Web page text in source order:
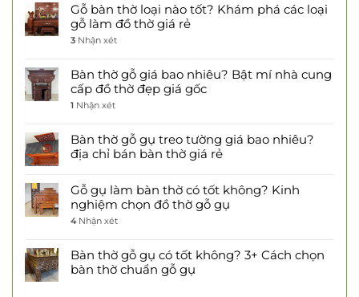
Gỗ bàn thờ loại nào tốt? Khám phá các loại
gỗ làm đồ thờ giá rẻ
3 Nhận xét
Bàn thờ gỗ giá bao nhiêu? Bật mí nhà cung
cấp đồ thờ đẹp giá gốc
1 Nhận xét
Bàn thờ gỗ gụ treo tường giá bao nhiêu?
địa chỉ bán bàn thờ giá rẻ
Gỗ gụ làm bàn thờ có tốt không? Kinh
nghiệm chọn đồ thờ gỗ gụ
4Nhận xét
Bàn thờ gỗ gụ có tốt không? 3+ Cách chọn
bàn thờ chuẩn gỗ gụ